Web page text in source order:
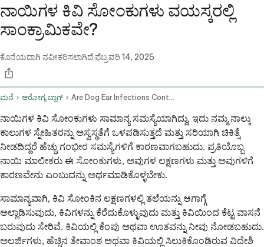
ನಾಯಿಗಳ ಕಿವಿ ಸೋಂಕುಗಳು ವಯಸ್ಕರಲ್ಲಿ
ಸಾಂಕ್ರಾಮಿಕವೇ?
ಕೊನೆಯದಾಗಿ ನವೀಕರಿಸಲಾಗಿದೆಫೆಬ್ರವರಿ 14, 2025
ಮನೆ ಆರೋಗ್ಯ ಬ್ಲಾಗ್ Are Dog Ear Infections Contagious In Adults
ನಾಯಿಗಳ ಕಿವಿ ಸೋಂಕುಗಳು ಸಾಮಾನ್ಯ ಸಮಸ್ಯೆಯಾಗಿದ್ದು, ಇದು ನಮ್ಮ ನಾಲ್ಕು
ಕಾಲುಗಳ ಸ್ನೇಹಿತರನ್ನು ಅಸ್ವಸ್ಥತೆಗೆ ಒಳಪಡಿಸುತ್ತದೆ ಮತ್ತು ಸರಿಯಾಗಿ ಚಿಕಿತ್ಸೆ
ನೀಡದಿದ್ದರೆ ಹೆಚ್ಚು ಗಂಭೀರ ಸಮಸ್ಯೆಗಳಿಗೆ ಕಾರಣವಾಗಬಹುದು. ಪ್ರತಿಯೊಬ್ಬ
ನಾಯಿ ಮಾಲೀಕರು ಈ ಸೋಂಕುಗಳು, ಅವುಗಳ ಲಕ್ಷಣಗಳು ಮತ್ತು ಅವುಗಳಿಗೆ
ಕಾರಣವೇನು ಎಂಬುದನ್ನು ಅರ್ಥಮಾಡಿಕೊಳ್ಳಬೇಕು.
ಸಾಮಾನ್ಯವಾಗಿ, ಕಿವಿ ಸೋಂಕಿನ ಲಕ್ಷಣಗಳಲ್ಲಿ ತಲೆಯನ್ನು ಆಗಾಗ್ಗೆ
ಅಲ್ಲಾಡಿಸುವುದು, ಕಿವಿಗಳನ್ನು ಕೆರೆದುಕೊಳ್ಳುವುದು ಮತ್ತು ಕಿವಿಯಿಂದ ಕೆಟ್ಟ ವಾಸನೆ
ಬರುವುದು ಸೇರಿವೆ. ಕಿವಿಯಲ್ಲಿ ಕೆಂಪು ಅಥವಾ ಊತವನ್ನು ನೀವು ನೋಡಬಹುದು.
ಅಲರ್ಜಿಗಳು, ಹೆಚ್ಚಿನ ತೇವಾಂಶ ಅಥವಾ ಕಿವಿಯಲ್ಲಿ ಸಿಲುಕಿಕೊಂಡಿರುವ ವಿದೇಶಿ